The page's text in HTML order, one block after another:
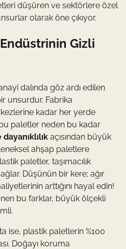
düşüren ve sektörlere özel
olarak öne çıkıyor.
Gizli
dalında göz ardı edilen
unsurdur. Fabrika
kadar her yerde
bu paletler neden bu kadar
dayanıklılık açısından büyük
ahşap paletlere
paletler, taşımacılık
Düşünün bir kere; ağır
arttığını hayal edin!
bu farklar, büyük ölçekli
ise, plastik paletlerin %100
Doğayı koruma